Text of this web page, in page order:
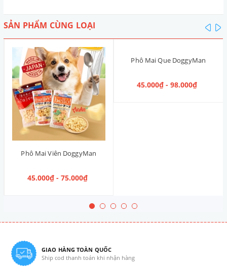
SẢN PHẨM CÙNG LOẠI
Phô Mai Viên DoggyMan
45.000₫ - 75.000₫
Phô Mai Que DoggyMan
45.000₫ - 98.000₫
GIAO HÀNG TOÀN QUỐC
Ship cod thanh toán khi nhận hàng